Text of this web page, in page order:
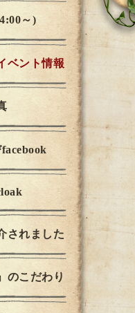
～)
ベント情報
されました
のこだわり